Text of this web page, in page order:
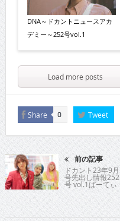
DNA～ドカントニュースアカ
デミー～252号vol.1
Load more posts
Share 0 Tweet
前の記事
ドカント23年9月
号先出し情報252
号 vol.1ぱーてぃ
ーちゃん